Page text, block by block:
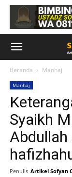
Beranda Manhaj
Manhaj
Syaikh
Penulis Artikel Sofyan